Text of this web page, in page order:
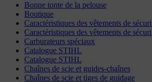
Bonne tonte de la pelouse
Boutique
Caractéristiques des vêtements de
Caractéristiques des vêtements de
Carburateurs spéciaux
Catalogue STIHL
Catalogue STIHL
Chaînes de scie et guides-chaînes
Chaînes de scie et tiges de guidage